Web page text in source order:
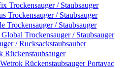
Trockensauger / Staubsauger
Trockensauger / Staubsauger
Trockensauger / Staubsauger
Trockensauger / Staubsauger
/ Rucksackstaubsauber
Rückenstaubsauger
Wetrok Rückenstaubsauger Portavac